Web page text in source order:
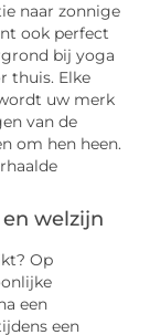
naar zonnige
ook perfect
bij yoga
thuis. Elke
uw merk
van de
om hen heen.
welzijn
Op
een
een